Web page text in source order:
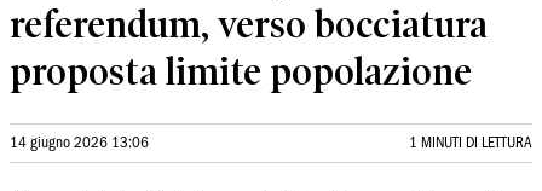
referendum, verso bocciatura
proposta limite popolazione
14 giugno 2026 13:06 1 MINUTI DI LETTURA